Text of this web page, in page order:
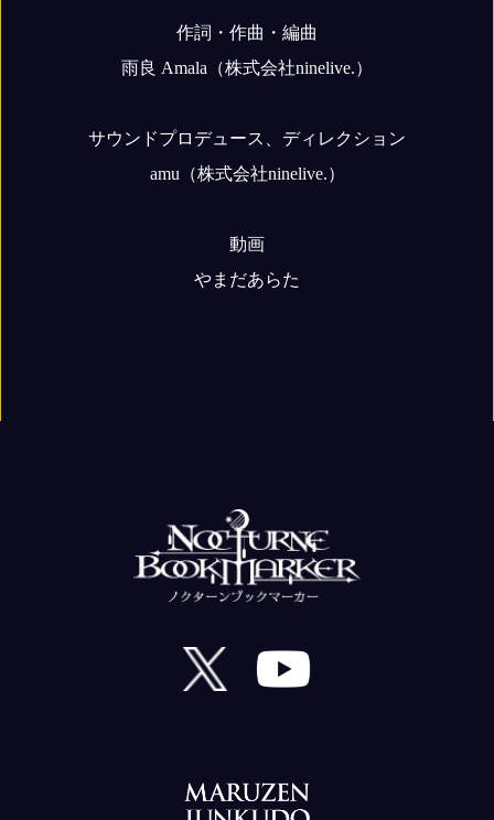
作詞・作曲・編曲
雨良 Amala（株式会社ninelive.）
サウンドプロデュース、ディレクション
amu（株式会社ninelive.）
動画
やまだあらた